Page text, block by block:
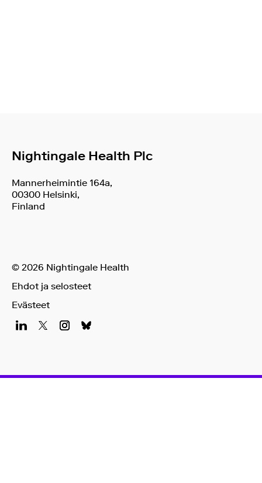
Nightingale Health Plc
Mannerheimintie 164a,
00300 Helsinki,
Finland
© 2026 Nightingale Health
Ehdot ja selosteet
Evästeet